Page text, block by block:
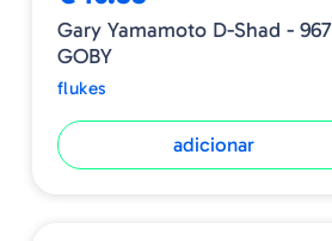
Gary Yamamoto D-Shad - 967
GOBY
flukes
adicionar